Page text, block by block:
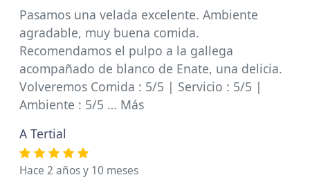
Pasamos una velada excelente. Ambiente
agradable, muy buena comida.
Recomendamos el pulpo a la gallega
acompañado de blanco de Enate, una delicia.
Volveremos Comida : 5/5 | Servicio : 5/5 |
Ambiente : 5/5 … Más
A Tertial
Hace 2 años y 10 meses